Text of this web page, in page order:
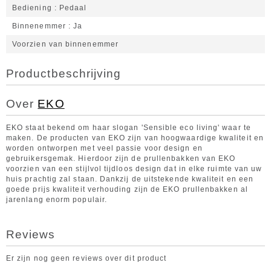
Bediening Pedaal
Binnenemmer Ja
Voorzien van binnenemmer
Productbeschrijving
Over EKO
EKO staat bekend om haar slogan 'Sensible eco living' waar te
maken. De producten van EKO zijn van hoogwaardige kwaliteit en
worden ontworpen met veel passie voor design en
gebruikersgemak. Hierdoor zijn de prullenbakken van EKO
voorzien van een stijlvol tijdloos design dat in elke ruimte van uw
huis prachtig zal staan. Dankzij de uitstekende kwaliteit en een
goede prijs kwaliteit verhouding zijn de EKO prullenbakken al
jarenlang enorm populair.
Reviews
Er zijn nog geen reviews over dit product